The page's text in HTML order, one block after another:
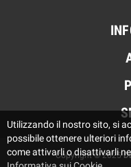
Copyright © 2025
Utilizzando il nostro sito, si
possibile ottenere ulteriori
come attivarli o disattivarli